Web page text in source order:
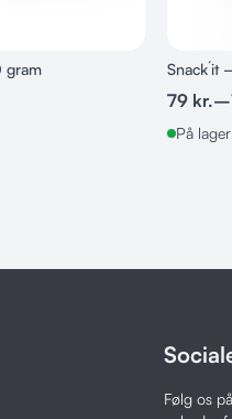
gram Snack´it
79 kr.–
På lager
Følg os